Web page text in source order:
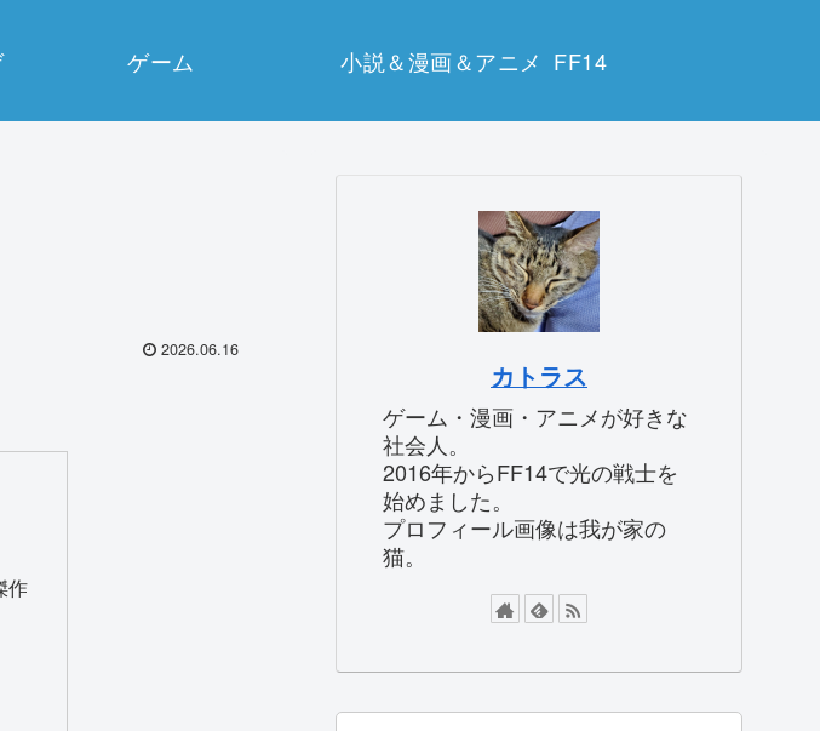
ゲーム 小説＆漫画＆アニメ FF14
2026.06.16
作
カトラス
ゲーム・漫画・アニメが好きな
社会人。
2016年からFF14で光の戦士を
始めました。
プロフィール画像は我が家の
猫。